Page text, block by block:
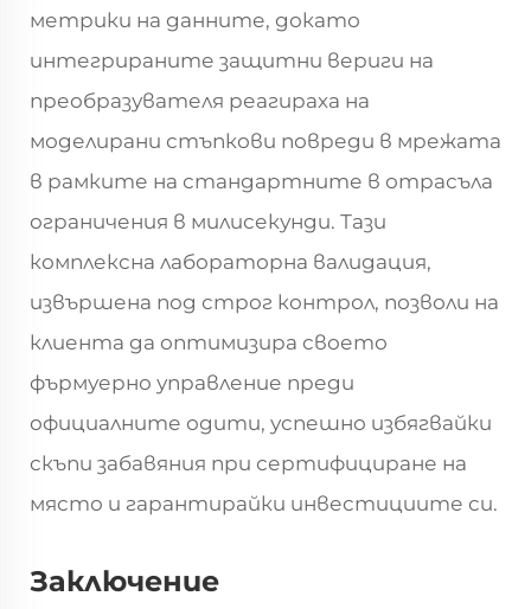
метрики на данните, докато
интегрираните защитни вериги на
преобразувателя реагираха на
моделирани стъпкови повреди в мрежата
в рамките на стандартните в отрасъла
ограничения в милисекунди. Тази
комплексна лабораторна валидация,
извършена под строг контрол, позволи на
клиента да оптимизира своето
фърмуерно управление преди
официалните одити, успешно избягвайки
скъпи забавяния при сертифициране на
място и гарантирайки инвестициите си.
Заключение